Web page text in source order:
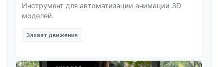
Инструмент для автоматизации анимации 3D
моделей.
Захват движения